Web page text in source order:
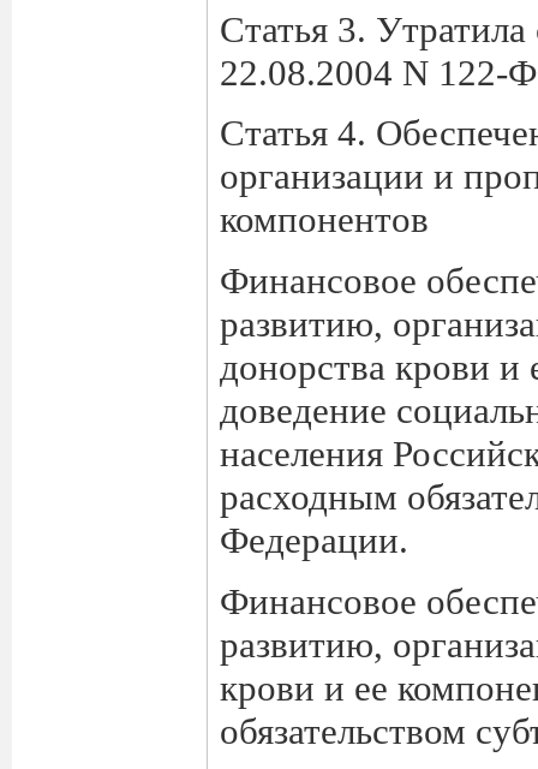
Статья 3.
22.08.2004 N 122-
Статья 4.
организации и
компонентов
Финансовое
развитию,
донорства крови и
доведение
населения
расходным
Федерации.
Финансовое
развитию,
крови и ее
обязательством